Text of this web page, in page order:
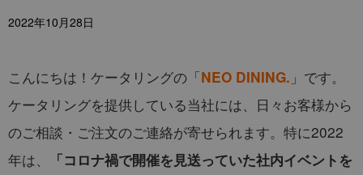
2022年10月28日
こんにちは！ケータリングの「NEO DINING. 」です。
ケータリングを提供している当社には、日々お客様から
のご相談・ご注文のご連絡が寄せられます。特に2022
年は、
「コロナ禍で開催を見送っていた社内イベントを